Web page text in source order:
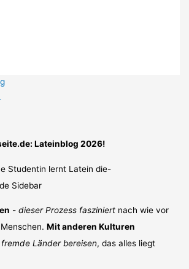
Lateinblog 2026!
-dieser Prozess fasziniert nach wie vor
Menschen.Mit anderen Kulturen
fremde Länder bereisen, das alles liegt